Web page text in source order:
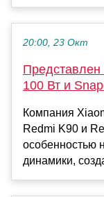
20:00, 23 Окт
100 Вт и
Компания
Redmi K90 и
особенностью
динамики,